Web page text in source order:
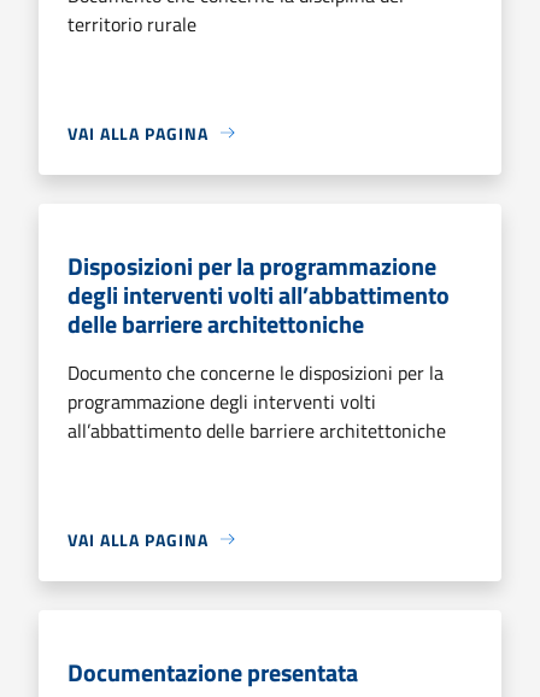
territorio rurale
VAI ALLA PAGINA
Disposizioni per la programmazione
degli interventi volti all’abbattimento
delle barriere architettoniche
Documento che concerne le disposizioni per la
programmazione degli interventi volti
all’abbattimento delle barriere architettoniche
VAI ALLA PAGINA
Documentazione presentata